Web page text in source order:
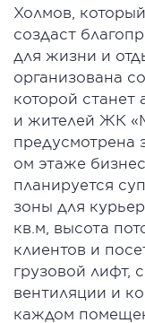
Холмов,
создаст
для жизни и
организована
которой станет
и жителей ЖК
предусмотрена
ом этаже
планируется
зоны для
кв.м, высота
клиентов и
грузовой лифт,
вентиляции и
каждом